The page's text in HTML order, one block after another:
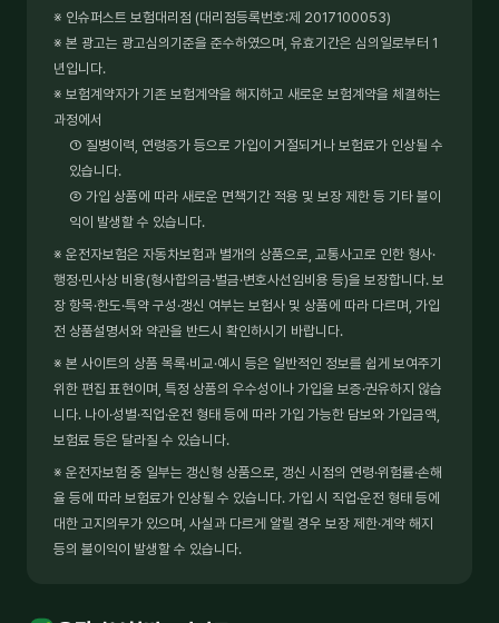
※ 인슈퍼스트 보험대리점 (대리점등록번호:제 2017100053)
※ 본 광고는 광고심의기준을 준수하였으며, 유효기간은 심의일로부터 1
년입니다.
※ 보험계약자가 기존 보험계약을 해지하고 새로운 보험계약을 체결하는
과정에서
① 질병이력, 연령증가 등으로 가입이 거절되거나 보험료가 인상될 수
있습니다.
② 가입 상품에 따라 새로운 면책기간 적용 및 보장 제한 등 기타 불이
익이 발생할 수 있습니다.
※ 운전자보험은 자동차보험과 별개의 상품으로, 교통사고로 인한 형사·
행정·민사상 비용(형사합의금·벌금·변호사선임비용 등)을 보장합니다. 보
장 항목·한도·특약 구성·갱신 여부는 보험사 및 상품에 따라 다르며, 가입
전 상품설명서와 약관을 반드시 확인하시기 바랍니다.
※ 본 사이트의 상품 목록·비교·예시 등은 일반적인 정보를 쉽게 보여주기
위한 편집 표현이며, 특정 상품의 우수성이나 가입을 보증·권유하지 않습
니다. 나이·성별·직업·운전 형태 등에 따라 가입 가능한 담보와 가입금액,
보험료 등은 달라질 수 있습니다.
※ 운전자보험 중 일부는 갱신형 상품으로, 갱신 시점의 연령·위험률·손해
율 등에 따라 보험료가 인상될 수 있습니다. 가입 시 직업·운전 형태 등에
대한 고지의무가 있으며, 사실과 다르게 알릴 경우 보장 제한·계약 해지
등의 불이익이 발생할 수 있습니다.